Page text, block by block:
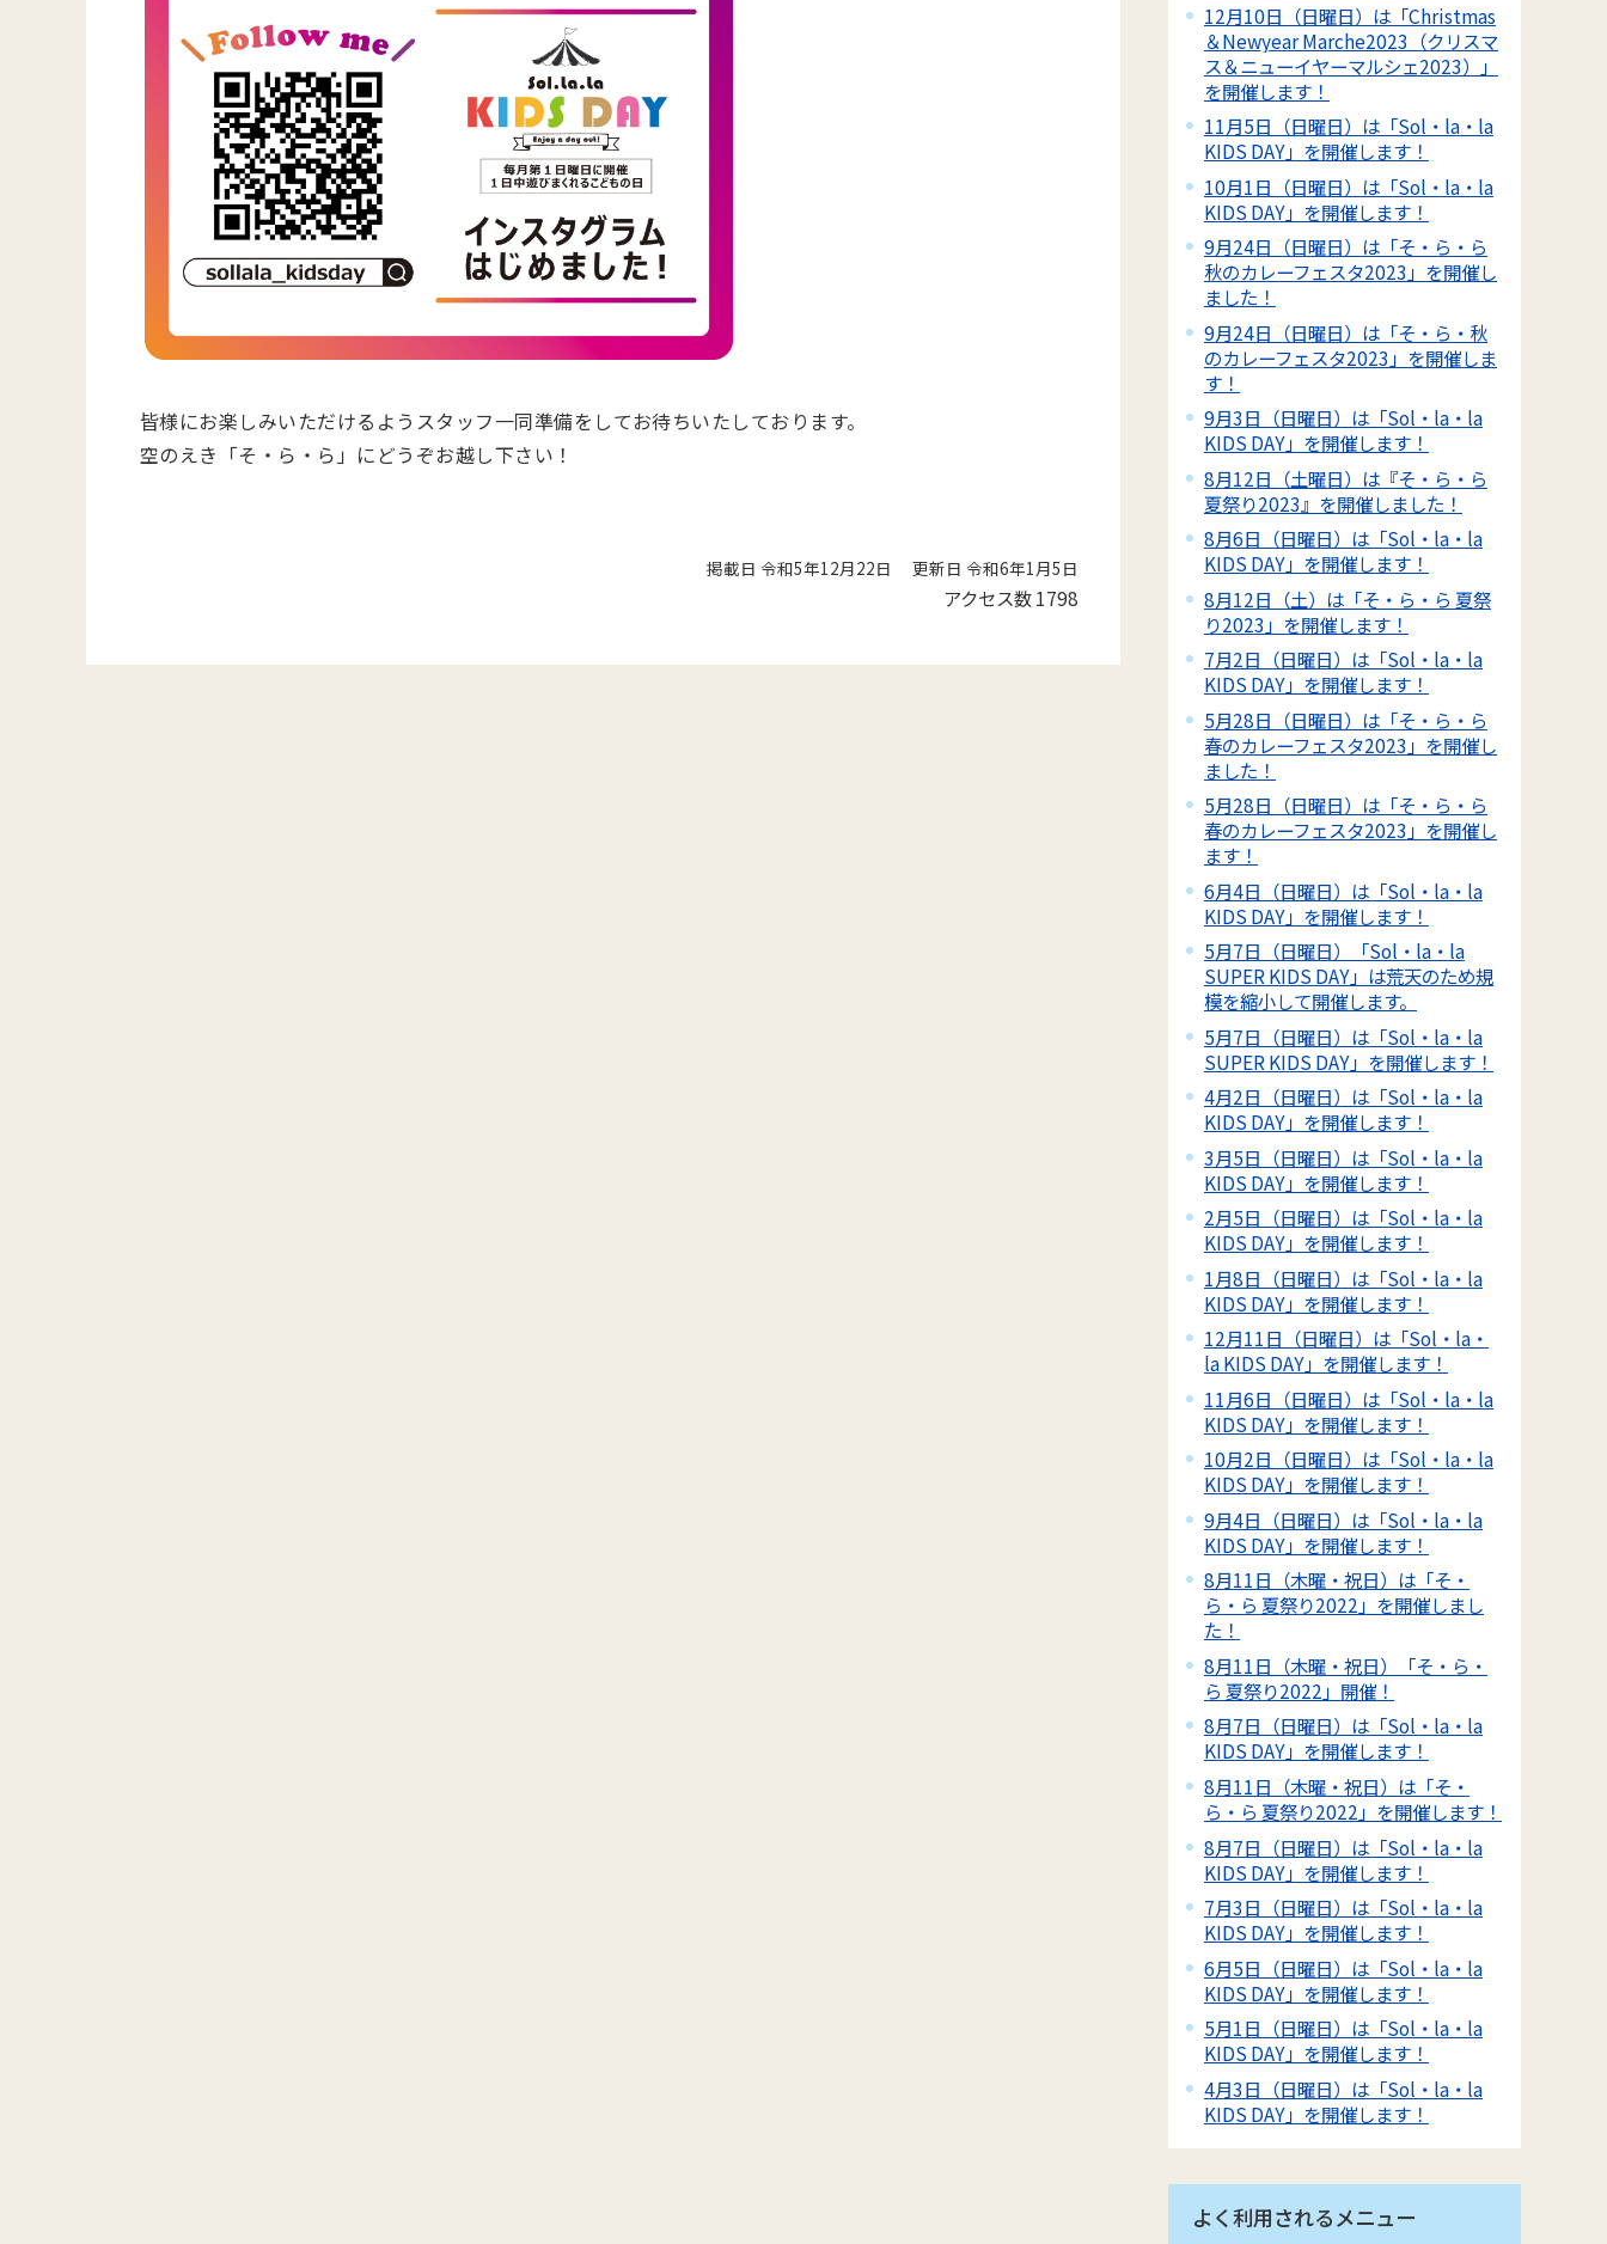
皆様にお楽しみいただけるようスタッフ一同準備をしてお待ちいたしております。
空のえき「そ・ら・ら」にどうぞお越し下さい！
掲載日 令和5年12月22日 更新日 令和6年1月5日
アクセス数1798
12月10日（日曜日）は「Christmas
＆Newyear Marche2023（クリスマ
ス＆ニューイヤーマルシェ2023）」
を開催します！
11月5日（日曜日）は「Sol・la・la
KIDS DAY」を開催します！
10月1日（日曜日）は「Sol・la・la
KIDS DAY」を開催します！
9月24日（日曜日）は「そ・ら・ら
秋のカレーフェスタ2023」を開催し
ました！
9月24日（日曜日）は「そ・ら・秋
のカレーフェスタ2023」を開催しま
す！
9月3日（日曜日）は「Sol・la・la
KIDS DAY」を開催します！
8月12日（土曜日）は『そ・ら・ら
夏祭り2023』を開催しました！
8月6日（日曜日）は「Sol・la・la
KIDS DAY」を開催します！
8月12日（土）は「そ・ら・ら 夏祭
り2023」を開催します！
7月2日（日曜日）は「Sol・la・la
KIDS DAY」を開催します！
5月28日（日曜日）は「そ・ら・ら
春のカレーフェスタ2023」を開催し
ました！
5月28日（日曜日）は「そ・ら・ら
春のカレーフェスタ2023」を開催し
ます！
6月4日（日曜日）は「Sol・la・la
KIDS DAY」を開催します！
5月7日（日曜日）「Sol・la・la
SUPER KIDS DAY」は荒天のため規
模を縮小して開催します。
5月7日（日曜日）は「Sol・la・la
SUPER KIDS DAY」を開催します！
4月2日（日曜日）は「Sol・la・la
KIDS DAY」を開催します！
3月5日（日曜日）は「Sol・la・la
KIDS DAY」を開催します！
2月5日（日曜日）は「Sol・la・la
KIDS DAY」を開催します！
1月8日（日曜日）は「Sol・la・la
KIDS DAY」を開催します！
12月11日（日曜日）は「Sol・la・
la KIDS DAY」を開催します！
11月6日（日曜日）は「Sol・la・la
KIDS DAY」を開催します！
10月2日（日曜日）は「Sol・la・la
KIDS DAY」を開催します！
9月4日（日曜日）は「Sol・la・la
KIDS DAY」を開催します！
8月11日（木曜・祝日）は「そ・
ら・ら 夏祭り2022」を開催しまし
た！
8月11日（木曜・祝日）「そ・ら・
ら 夏祭り2022」開催！
8月7日（日曜日）は「Sol・la・la
KIDS DAY」を開催します！
8月11日（木曜・祝日）は「そ・
ら・ら 夏祭り2022」を開催します！
8月7日（日曜日）は「Sol・la・la
KIDS DAY」を開催します！
7月3日（日曜日）は「Sol・la・la
KIDS DAY」を開催します！
6月5日（日曜日）は「Sol・la・la
KIDS DAY」を開催します！
5月1日（日曜日）は「Sol・la・la
KIDS DAY」を開催します！
4月3日（日曜日）は「Sol・la・la
KIDS DAY」を開催します！
よく利用されるメニュー